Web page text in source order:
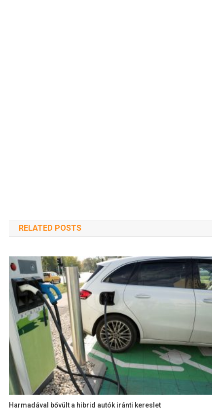
RELATED POSTS
Harmadával bővült a hibrid autók iránti kereslet